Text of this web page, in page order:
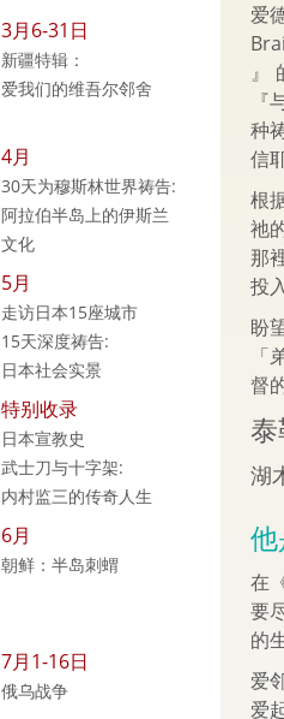
3月6-31日
新疆特辑：
爱我们的维吾尔邻舍
4月
30天为穆斯林世界祷告:
阿拉伯半岛上的伊斯兰
文化
5月
走访日本15座城市
15天深度祷告:
日本社会实景
特别收录
日本宣教史
武士刀与十字架:
内村监三的传奇人生
6月
朝鲜：半岛刺蝟
7月1-16日
俄乌战争
爱
』
种
信
根
祂
那
投
盼
督
湖
在
要
的
爱
爱